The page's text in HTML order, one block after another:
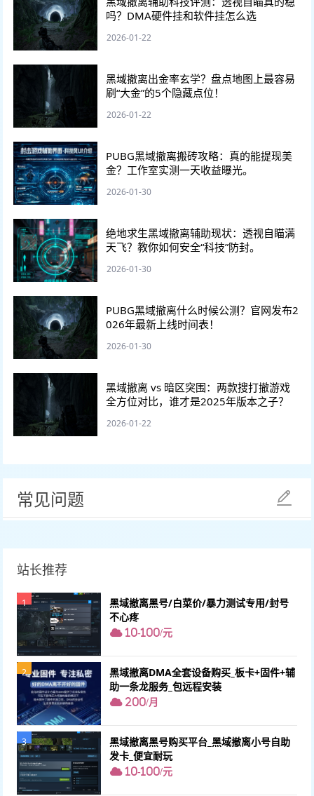
吗？DMA硬件挂和软件挂怎么选
2026-01-22
黑域撤离出金率玄学？盘点地图上最容易
刷“大金”的5个隐藏点位！
2026-01-22
PUBG黑域撤离搬砖攻略：真的能提现美
金？工作室实测一天收益曝光。
2026-01-30
绝地求生黑域撤离辅助现状：透视自瞄满
天飞？教你如何安全“科技”防封。
2026-01-30
PUBG黑域撤离什么时候公测？官网发布2
026年最新上线时间表！
2026-01-30
黑域撤离 vs 暗区突围：两款搜打撤游戏
全方位对比，谁才是2025年版本之子？
2026-01-22
常见问题
站长推荐
1
黑域撤离黑号/白菜价/暴力测试专用/封号
不心疼
10-100/元
2
黑域撤离DMA全套设备购买_板卡+固件+辅
助一条龙服务_包远程安装
200/月
3
黑域撤离黑号购买平台_黑域撤离小号自助
发卡_便宜耐玩
10-100/元